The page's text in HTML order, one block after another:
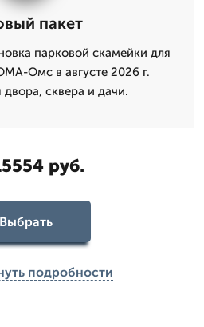
пакет
парковой скамейки для
Омс в августе 2026 г.
сквера и дачи.
руб.
Выбрать
подробности